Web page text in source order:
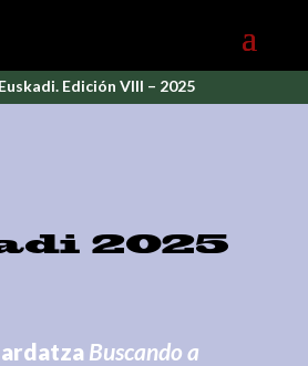
Edición VIII – 2025
2025
Buscando a